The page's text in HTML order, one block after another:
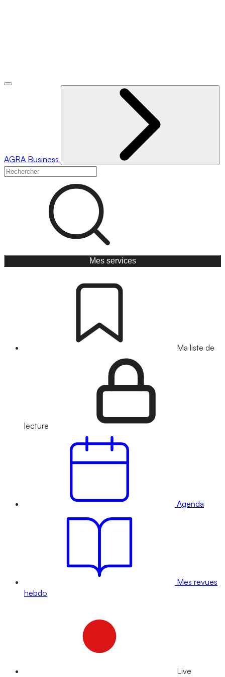
AGRA Business
Mes services
Ma liste de
lecture
Agenda
Mes revues
hebdo
Live